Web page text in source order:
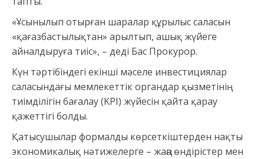
«Ұсынылып отырған шаралар құрылыс саласын
«қағазбастылықтан» арылтып, ашық жүйеге
айналдыруға тиіс», – деді Бас Прокурор.
Күн тәртібіндегі екінші мәселе инвестициялар
саласындағы мемлекеттік органдар қызметінің
тиімділігін бағалау (KPI) жүйесін қайта қарау
қажеттігі болды.
Қатысушылар формалды көрсеткіштерден нақты
экономикалық нәтижелерге – жаңа өндірістер мен